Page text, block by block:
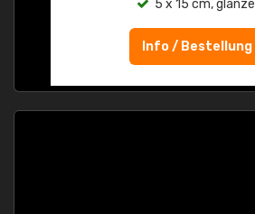
5 x 15 cm,
Info / Bestellung